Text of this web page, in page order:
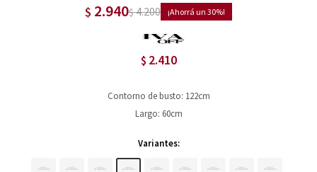
$ 2.940$4.200 30
$ 2.410
Contorno de busto: 122cm
Largo: 60cm
Variantes: